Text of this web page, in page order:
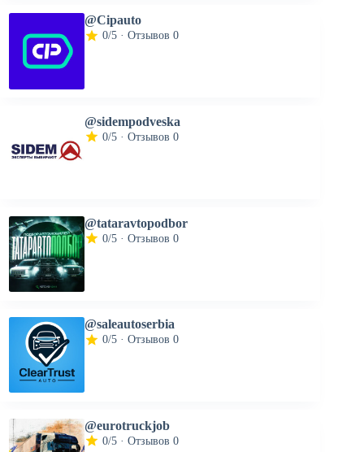
@Cipauto
0/5 · Отзывов 0
@sidempodveska
0/5 · Отзывов 0
@tataravtopodbor
0/5 · Отзывов 0
@saleautoserbia
0/5 · Отзывов 0
@eurotruckjob
0/5 · Отзывов 0